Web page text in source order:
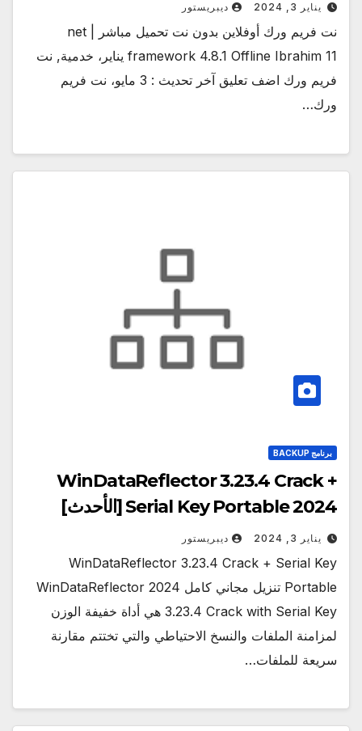
يناير 3, 2024 ديبريستور
نت فريم ورك أوفلاين بدون نت تحميل مباشر | net
framework 4.8.1 Offline Ibrahim 11 يناير، خدمية, نت
فريم ورك اضف تعليق آخر تحديث : 3 مايو، نت فريم
ورك…
برنامج BACKUP
WinDataReflector 3.23.4 Crack +
Serial Key Portable 2024 [الأحدث]
يناير 3, 2024 ديبريستور
WinDataReflector 3.23.4 Crack + Serial Key
Portable تنزيل مجاني كامل 2024 WinDataReflector
3.23.4 Crack with Serial Key هي أداة خفيفة الوزن
لمزامنة الملفات والنسخ الاحتياطي والتي تختتم مقارنة
سريعة للملفات…